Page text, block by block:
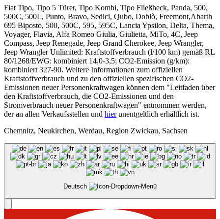
Fiat Tipo, Tipo 5 Türer, Tipo Kombi, Tipo Fließheck, Panda, 500,
500C, 500L, Punto, Bravo, Sedici, Qubo, Doblò, Freemont,Abarth
695 Biposto, 500, 500C, 595, 595C, Lancia Ypsilon, Delta, Thema,
Voyager, Flavia, Alfa Romeo Giulia, Giulietta, MiTo, 4C, Jeep
Compass, Jeep Renegade, Jeep Grand Cherokee, Jeep Wrangler,
Jeep Wrangler Unlimited: Kraftstoffverbrauch (l/100 km) gemäß RL
80/1268/EWG: kombiniert 14,0-3,5; CO2-Emission (g/km):
kombiniert 327-90. Weitere Informationen zum offiziellen
Kraftstoffverbrauch und zu den offiziellen spezifischen CO2-
Emissionen neuer Personenkraftwagen können dem "Leitfaden über
den Kraftstoffverbrauch, die CO2-Emissionen und den
Stromverbrauch neuer Personenkraftwagen" entnommen werden,
der an allen Verkaufsstellen und hierunentgeltlich erhältlich ist.
Chemnitz, Neukirchen, Werdau, Region Zwickau, Sachsen
Deutsch